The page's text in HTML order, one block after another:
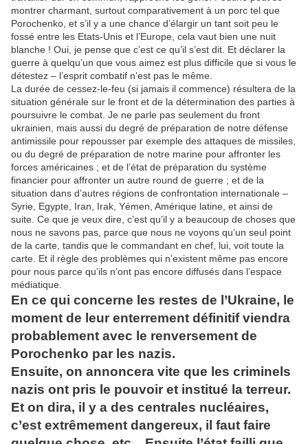
montrer charmant, surtout comparativement à un porc tel que
Porochenko, et s’il y a une chance d’élargir un tant soit peu le
fossé entre les Etats-Unis et l’Europe, cela vaut bien une nuit
blanche ! Oui, je pense que c’est ce qu’il s’est dit. Et déclarer la
guerre à quelqu’un que vous aimez est plus difficile que si vous le
détestez – l’esprit combatif n’est pas le même.
La durée de cessez-le-feu (si jamais il commence) résultera de la
situation générale sur le front et de la détermination des parties à
poursuivre le combat. Je ne parle pas seulement du front
ukrainien, mais aussi du degré de préparation de notre défense
antimissile pour repousser par exemple des attaques de missiles,
ou du degré de préparation de notre marine pour affronter les
forces américaines ; et de l’état de préparation du système
financier pour affronter un autre round de guerre ; et de la
situation dans d’autres régions de confrontation internationale –
Syrie, Egypte, Iran, Irak, Yémen, Amérique latine, et ainsi de
suite. Ce que je veux dire, c’est qu’il y a beaucoup de choses que
nous ne savons pas, parce que nous ne voyons qu’un seul point
de la carte, tandis que le commandant en chef, lui, voit toute la
carte. Et il règle des problèmes qui n’existent même pas encore
pour nous parce qu’ils n’ont pas encore diffusés dans l’espace
médiatique.
En ce qui concerne les restes de l’Ukraine, le
moment de leur enterrement définitif viendra
probablement avec le renversement de
Porochenko par les nazis.
Ensuite, on annoncera vite que les criminels
nazis ont pris le pouvoir et institué la terreur.
Et on dira, il y a des centrales nucléaires,
c’est extrêmement dangereux, il faut faire